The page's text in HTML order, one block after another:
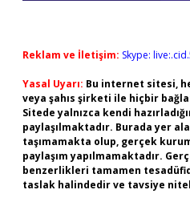
Reklam ve İletişim: Skype:
Yasal Uyarı: Bu internet sitesi,
veya şahıs şirketi ile hiçbir
Sitede yalnızca kendi
paylaşılmaktadır. Burada yer
taşımamakta olup, gerçek
paylaşım yapılmamaktadır.
benzerlikleri tamamen
taslak halindedir ve tavsiye